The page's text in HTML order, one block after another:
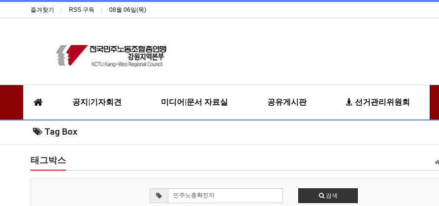
즐겨찾기 RSS 구독 08월 06일(목)
공지|기자회견 미디어|문서 자료실 공유게시판 선거관리위원회
Tag Box
태그박스
검색